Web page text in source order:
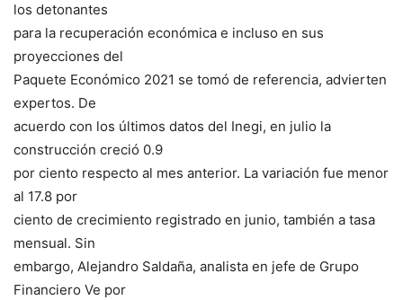
los detonantes
para la recuperación económica e incluso en sus
proyecciones del
Paquete Económico 2021 se tomó de referencia, advierten
expertos. De
acuerdo con los últimos datos del Inegi, en julio la
construcción creció 0.9
por ciento respecto al mes anterior. La variación fue menor
al 17.8 por
ciento de crecimiento registrado en junio, también a tasa
mensual. Sin
embargo, Alejandro Saldaña, analista en jefe de Grupo
Financiero Ve por